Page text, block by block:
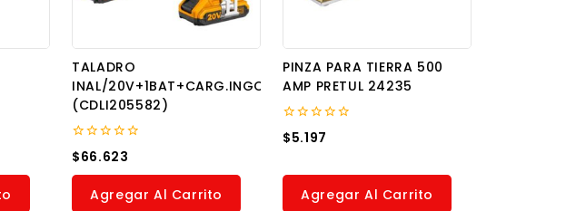
TALADRO
INAL/20V+1BAT+CARG.INGCO
(CDLI205582)
0
out
of
$66.623
Agregar Al Carrito
PINZA PARA TIERRA 500
AMP PRETUL 24235
0
out
$5.197
Agregar Al Carrito